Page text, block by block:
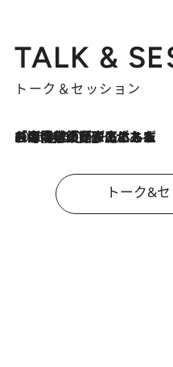
TALK &
トーク＆セッション
2026.8.3
「今後値上げがあるとすれば…」「リスクがあるのは今年の冬」エネルギー専門家が語る、ホルムズ海峡封鎖が家庭にもたらす“ある心配”
トーク&